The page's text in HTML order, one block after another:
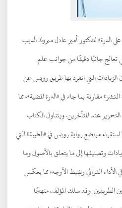
الدرة» للدكتور أمير عادل مبروك الديب
تعالج جانبًا دقيقًا من جوانب علم
الزيادات التي انفرد بها طريق رويس عن
مقارنة بما جاء في «الدرة المضية»، مما
عند المتأخرين. ويتناول الكتاب
مواضع رواية رويس في «الطيبة» التي
وتصنيفها إلى ما يتعلق بالأصول وما
القرائي وضبط الأوجه، مما يعكس
الطريقين. وقد سلك المؤلف منهجًا